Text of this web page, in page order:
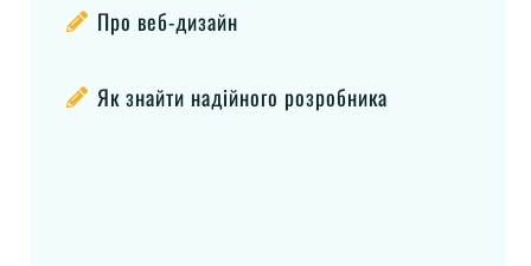
Про веб-дизайн
Як знайти надійного розробника